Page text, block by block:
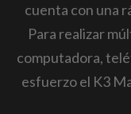
cuenta con una
Para realizar
computadora,
esfuerzo el K3